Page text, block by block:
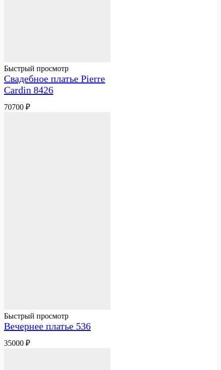
Быстрый просмотр
Свадебное платье Pierre
Cardin 8426
70700 ₽
Быстрый просмотр
Вечернее платье 536
35000 ₽